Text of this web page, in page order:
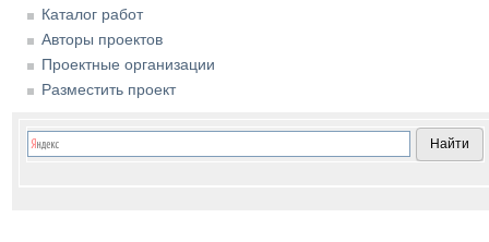
Каталог работ
Авторы проектов
Проектные организации
Разместить проект